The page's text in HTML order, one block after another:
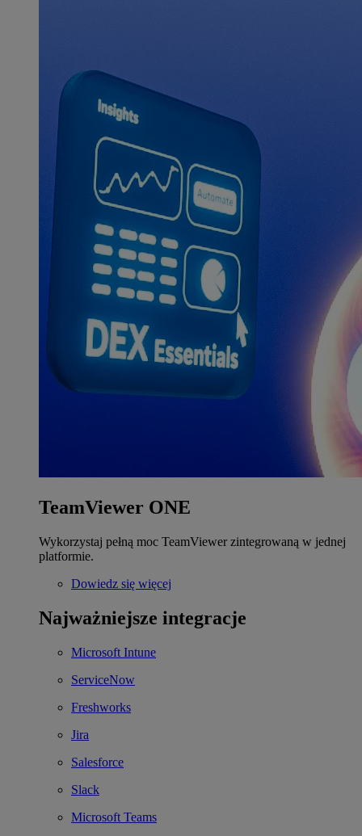
TeamViewer ONE
Wykorzystaj pełną moc TeamViewer zintegrowaną w jednej
platformie.
Dowiedz się więcej
Najważniejsze integracje
Microsoft Intune
ServiceNow
Freshworks
Jira
Salesforce
Slack
Microsoft Teams